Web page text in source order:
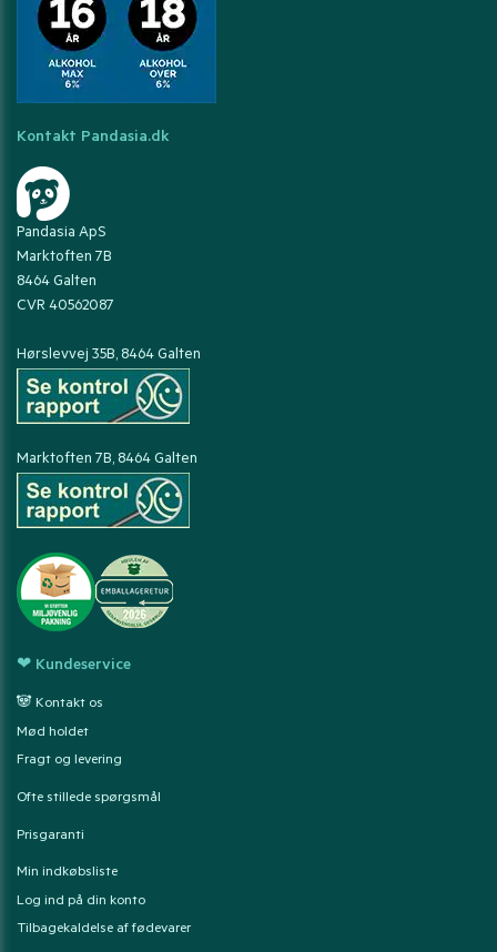
Kontakt Pandasia.dk
Pandasia ApS
Marktoften 7B
8464 Galten
CVR 40562087
Hørslevvej 35B, 8464 Galten
Marktoften 7B, 8464 Galten
❤ Kundeservice
🐼 Kontakt os
Mød holdet
Fragt og levering
Ofte stillede spørgsmål
Prisgaranti
Min indkøbsliste
Log ind på din konto
Tilbagekaldelse af fødevarer